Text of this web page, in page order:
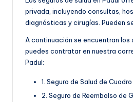
privada, incluyendo consultas,
diagnósticas y cirugías. Pueden
A continuación se encuentran los
puedes contratar en nuestra
Padul:
1. Seguro de Salud de
2. Seguro de Reembolso de